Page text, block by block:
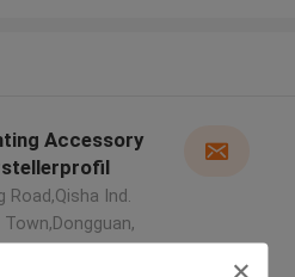
Accessory
Road,Qisha Ind.